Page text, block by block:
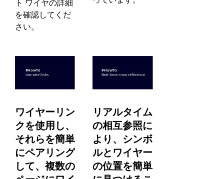
ト ワイヤの詳細
を確認してくだ
さい。
ワイヤーリン
クを使用し、
それらを簡単
にペアリング
して、複数の
リアルタイム
の相互参照に
より、シンボ
ルとワイヤー
の位置を簡単